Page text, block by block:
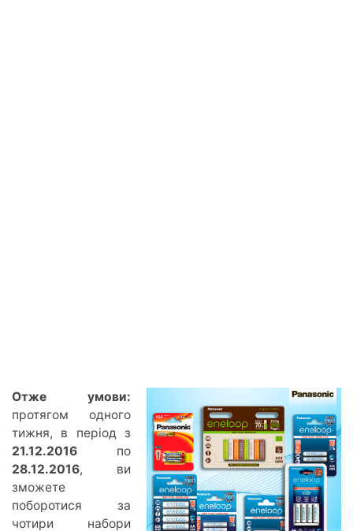
Отже умови:
протягом одного
тижня, в період з
21.12.2016 по
28.12.2016, ви
зможете
поборотися за
чотири набори